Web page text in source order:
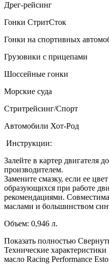
Дрег-рейсинг
Гонки СтритСток
Гонки на спортивных
Грузовики с прицепами
Шоссейные гонки
Морские суда
Стритрейсинг/Спорт
Автомобили Хот-Род
Инструкции:
Залейте в картер двигателя
производителем.
Замените смазку, если ее
образующихся при работе
рекомендациями.
маслами и большинством
Объем: 0,946 л.
Показать полностью
Технические
масло Racing Performance